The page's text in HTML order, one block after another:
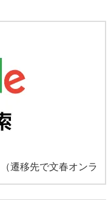
（遷移先で文春オンラ